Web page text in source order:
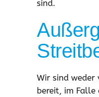
sind.
Wir sind
bereit, im